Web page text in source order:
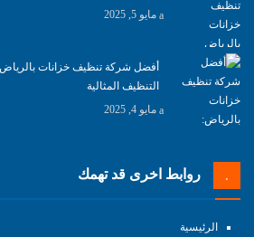
مايو 5, 2025
أفضل شركة تنظيف خزانات
التنظيف المثالية
مايو 4, 2025
روابط اخرى قد تهمك
الرئيسية